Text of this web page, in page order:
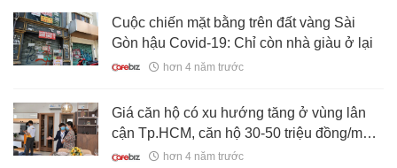
Cuộc chiến mặt bằng trên đất vàng Sài
Gòn hậu Covid-19: Chỉ còn nhà giàu ở lại
hơn 4 năm trước
Giá căn hộ có xu hướng tăng ở vùng lân
cận Tp.HCM, căn hộ 30-50 triệu đồng/m2
không còn xuất hiện ở khu trung tâm
hơn 4 năm trước